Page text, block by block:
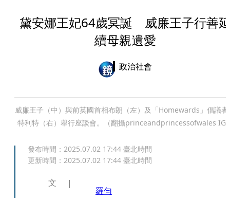
黛安娜王妃64歲冥誕 威廉王子行善
續母親遺愛
政治社會
威廉王子（中）與前英國首相布朗（左）及「Homewards」倡議
特利特（右）舉行座談會。（翻攝princeandprincessofwales IG
發布時間： 2025.07.02 17:44 臺北時間
更新時間： 2025.07.02 17:44 臺北時間
文
羅勻